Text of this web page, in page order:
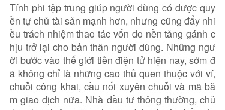
Tính phi tập trung giúp người dùng có được quy
ền tự chủ tài sản mạnh hơn, nhưng cũng đẩy nhi
ều trách nhiệm thao tác vốn do nền tảng gánh c
hịu trở lại cho bản thân người dùng. Những ngư
ời bước vào thế giới tiền điện tử hiện nay, sớm đ
ã không chỉ là những cao thủ quen thuộc với ví,
chuỗi công khai, cầu nối xuyên chuỗi và mã bă
m giao dịch nữa. Nhà đầu tư thông thường, chủ